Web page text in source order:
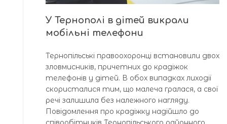
У Тернополі в дітей викрали
мобільні телефони
Тернопільські правоохоронці встановили двох
зловмисників, причетних до крадіжок
телефонів у дітей. В обох випадках лиходії
скористалися тим, що малеча гралася, а свої
речі залишила без належного нагляду.
Повідомлення про крадіжку надійшло до